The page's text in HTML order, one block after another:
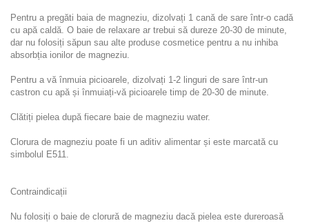
Pentru a pregăti baia de magneziu, dizolvați 1 cană de sare într-o cadă
cu apă caldă. O baie de relaxare ar trebui să dureze 20-30 de minute,
dar nu folosiți săpun sau alte produse cosmetice pentru a nu inhiba
absorbția ionilor de magneziu.
Pentru a vă înmuia picioarele, dizolvați 1-2 linguri de sare într-un
castron cu apă și înmuiați-vă picioarele timp de 20-30 de minute.
Clătiți pielea după fiecare baie de magneziu water.
Clorura de magneziu poate fi un aditiv alimentar și este marcată cu
simbolul E511.
Contraindicații
Nu folosiți o baie de clorură de magneziu dacă pielea este dureroasă